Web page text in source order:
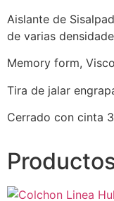
Aislante de
de varias
Memory form,
Tira de jalar
Cerrado con cinta